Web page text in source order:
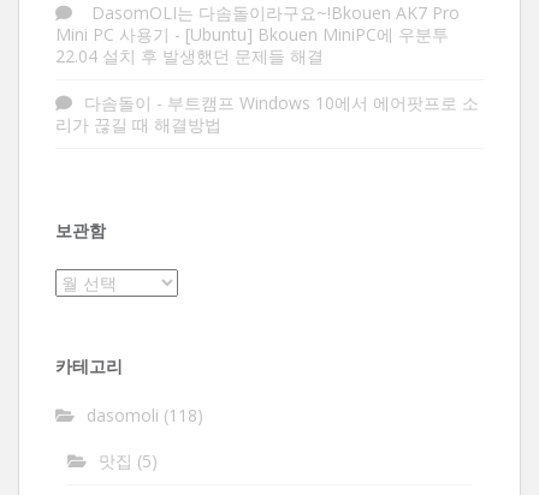
DasomOLI는 다솜돌이라구요~!Bkouen AK7 Pro
Mini PC 사용기 - [Ubuntu] Bkouen MiniPC에 우분투
22.04 설치 후 발생했던 문제들 해결
다솜돌이 - 부트캠프 Windows 10에서 에어팟프로 소
리가 끊길 때 해결방법
보관함
보
카테고리
dasomoli (118)
맛집 (5)